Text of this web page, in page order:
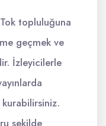
topluluğuna
geçmek ve
İzleyicilerle
şekilde